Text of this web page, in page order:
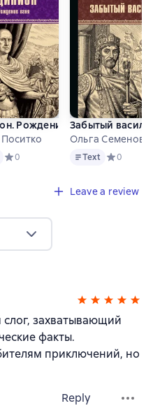
0 оценок
Рождение огня
Средний рейтинг 0 на основе 0
0
Забытый
Ольга Семенова
TextText Средний
0
Leave a review
слог, захватывающий
факты.
приключений, но
Reply